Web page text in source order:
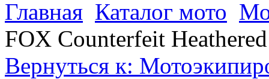
Главная Каталог мото
FOX Counterfeit
Вернуться к: